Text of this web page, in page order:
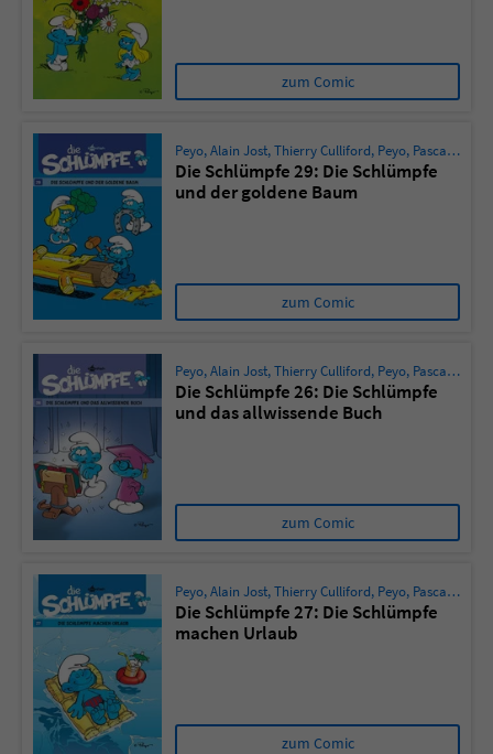
zum Comic
Peyo,Alain Jost,Thierry Culliford, Peyo, Pascal Garray
Die Schlümpfe 29: Die Schlümpfe
und der goldene Baum
zum Comic
Peyo,Alain Jost,Thierry Culliford, Peyo, Pascal Garray
Die Schlümpfe 26: Die Schlümpfe
und das allwissende Buch
zum Comic
Peyo,Alain Jost,Thierry Culliford, Peyo, Pascal Garray
Die Schlümpfe 27: Die Schlümpfe
machen Urlaub
zum Comic